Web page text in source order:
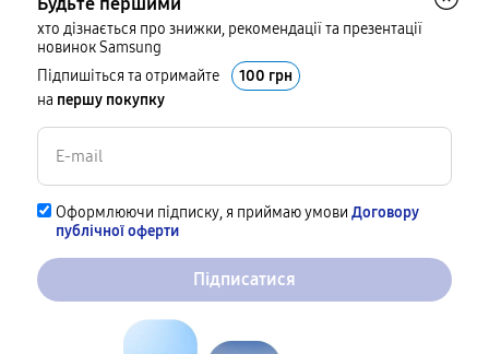
хто дізнається про знижки, рекомендації та презентації
новинок Samsung
Підпишіться та отримайте
100 грн
на першу покупку
Оформлюючи підписку, я приймаю умови Договору
публічної оферти
Підписатися